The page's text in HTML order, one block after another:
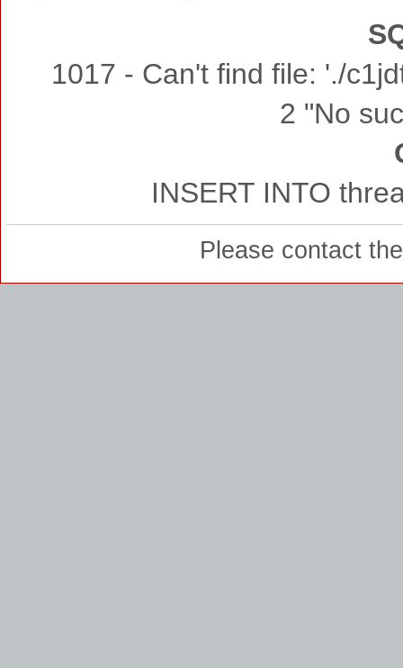
1017 - Can't find file: './
2 "No
INSERT INTO
Please contact